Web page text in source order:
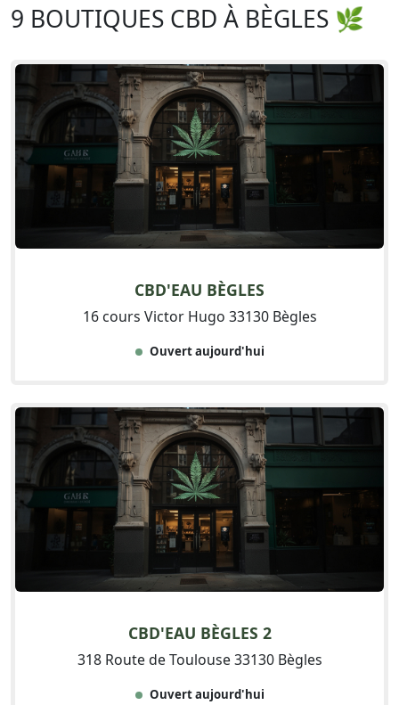
9 BOUTIQUES CBD À BÈGLES 🌿
CBD'EAU BÈGLES
16 cours Victor Hugo 33130 Bègles
Ouvert aujourd'hui
CBD'EAU BÈGLES 2
318 Route de Toulouse 33130 Bègles
Ouvert aujourd'hui